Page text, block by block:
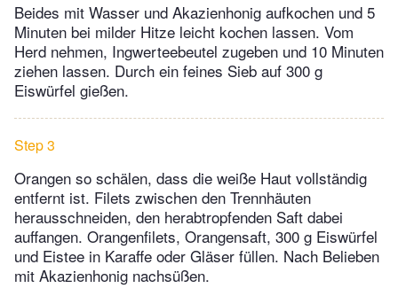
Beides mit Wasser und Akazienhonig aufkochen und 5
Minuten bei milder Hitze leicht kochen lassen. Vom
Herd nehmen, Ingwerteebeutel zugeben und 10 Minuten
ziehen lassen. Durch ein feines Sieb auf 300 g
Eiswürfel gießen.
Step 3
Orangen so schälen, dass die weiße Haut vollständig
entfernt ist. Filets zwischen den Trennhäuten
herausschneiden, den herabtropfenden Saft dabei
auffangen. Orangenfilets, Orangensaft, 300 g Eiswürfel
und Eistee in Karaffe oder Gläser füllen. Nach Belieben
mit Akazienhonig nachsüßen.